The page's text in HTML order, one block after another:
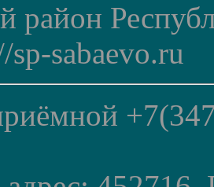
район
sabaevo.ru